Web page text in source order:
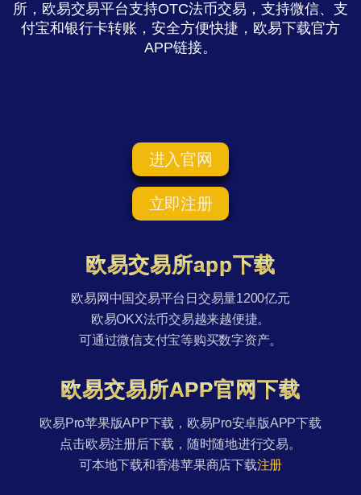
所，欧易交易平台支持OTC法币交易，支持微信、支
付宝和银行卡转账，安全方便快捷，欧易下载官方
APP链接。
进入官网
立即注册
欧易交易所app下载
欧易网中国交易平台日交易量1200亿元
欧易OKX法币交易越来越便捷。
可通过微信支付宝等购买数字资产。
欧易交易所APP官网下载
欧易Pro苹果版APP下载，欧易Pro安卓版APP下载
点击欧易注册后下载，随时随地进行交易。
可本地下载和香港苹果商店下载注册